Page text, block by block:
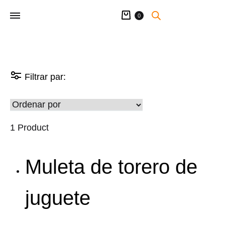
Carrito
0
Filtrar par:
1 Product
Muleta de torero de
juguete